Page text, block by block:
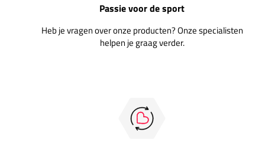
Passie voor de sport
Heb je vragen over onze producten? Onze specialisten
helpen je graag verder.